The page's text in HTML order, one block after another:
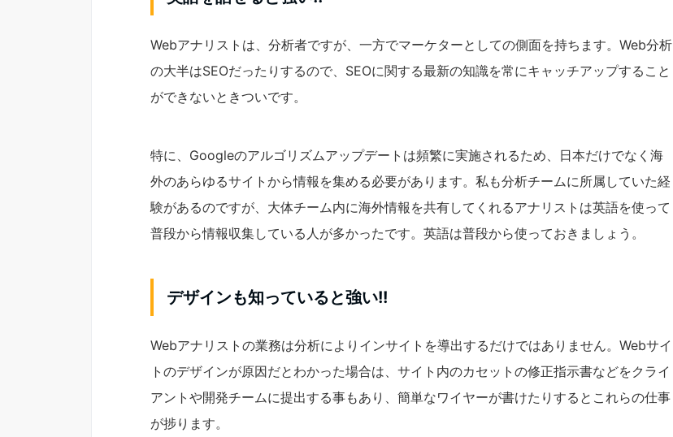
Webアナリストは、分析者ですが、一方でマーケターとしての側面を持ちます。Web分析
の大半はSEOだったりするので、SEOに関する最新の知識を常にキャッチアップすること
ができないときついです。
特に、Googleのアルゴリズムアップデートは頻繁に実施されるため、日本だけでなく海
外のあらゆるサイトから情報を集める必要があります。私も分析チームに所属していた経
験があるのですが、大体チーム内に海外情報を共有してくれるアナリストは英語を使って
普段から情報収集している人が多かったです。英語は普段から使っておきましょう。
デザインも知っていると強い!!
Webアナリストの業務は分析によりインサイトを導出するだけではありません。Webサイ
トのデザインが原因だとわかった場合は、サイト内のカセットの修正指示書などをクライ
アントや開発チームに提出する事もあり、簡単なワイヤーが書けたりするとこれらの仕事
が捗ります。